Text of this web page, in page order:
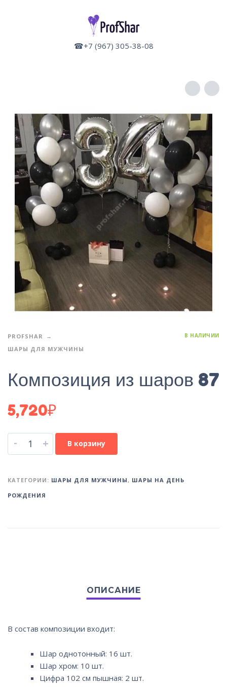
☎+7 (967) 305-38-08
PROFSHAR
ШАРЫ ДЛЯ МУЖЧИНЫ
В НАЛИЧИИ
Композиция из шаров 87
5,720₽
- + В корзину
КАТЕГОРИИ: ШАРЫ ДЛЯ МУЖЧИНЫ, ШАРЫ НА ДЕНЬ
РОЖДЕНИЯ
В состав композиции входит:
Шар однотонный: 16 шт.
Шар хром: 10 шт.
Цифра 102 см пышная: 2 шт.